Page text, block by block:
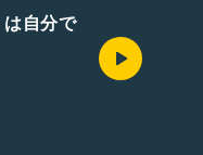
自分で